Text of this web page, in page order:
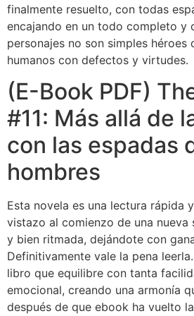
finalmente resuelto, con todas
encajando en un todo completo y
personajes no son simples héroes
humanos con defectos y virtudes.
(E-Book PDF)
#11: Más allá de
con las espadas
hombres
Esta novela es una lectura rápida
vistazo al comienzo de una nueva
y bien ritmada, dejándote con
Definitivamente vale la pena
libro que equilibre con tanta
emocional, creando una armonía
después de que ebook ha vuelto